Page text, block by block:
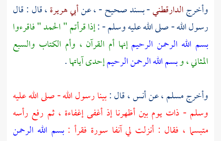
وأخرجالدارقطني- بسند صحيح - ، عنأبي هريرة، قال : قال
رسول الله - صلى الله عليه وسلم - :إذا قرأتم " الحمد " فاقرءوا
بسم الله الرحمن الرحيمإنها أم القرآن ، وأم الكتاب والسبع
المثاني ، وبسم الله الرحمن الرحيمإحدى آياتها.
وأخرجمسلم ،عنأنس، قال :بينا رسول الله - صلى الله عليه
وسلم - ذات يوم بين أظهرنا إذ أغفى إغفاءة ، ثم رفع رأسه
متبسما ، فقال : أنزلت لي آنفا سورة فقرأ :بسم الله الرحمن